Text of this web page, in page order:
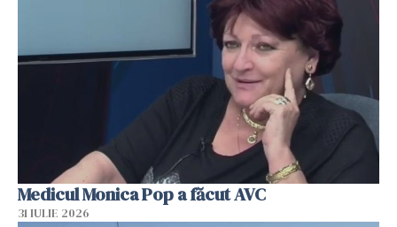
Medicul Monica Pop a făcut AVC
31 IULIE 2026